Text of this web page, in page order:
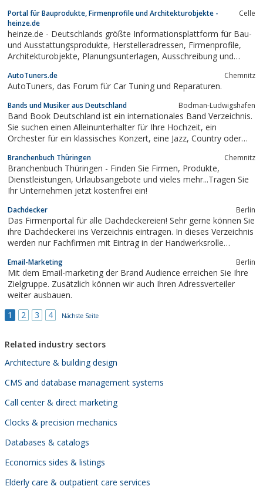
Portal für Bauprodukte, Firmenprofile und Architekturobjekte -
heinze.de
Celle
heinze.de - Deutschlands größte Informationsplattform für Bau-
und Ausstattungsprodukte, Herstelleradressen, Firmenprofile,
Architekturobjekte, Planungsunterlagen, Ausschreibung und
AutoTuners.de Chemnitz
AutoTuners, das Forum für Car Tuning und Reparaturen.
Bands und Musiker aus Deutschland Bodman-Ludwigshafen
Band Book Deutschland ist ein internationales Band Verzeichnis.
Sie suchen einen Alleinunterhalter für Ihre Hochzeit, ein
Orchester für ein klassisches Konzert, eine Jazz, Country oder
Branchenbuch Thüringen Chemnitz
Branchenbuch Thüringen - Finden Sie Firmen, Produkte,
Dienstleistungen, Urlaubsangebote und vieles mehr...Tragen Sie
Ihr Unternehmen jetzt kostenfrei ein!
Dachdecker Berlin
Das Firmenportal für alle Dachdeckereien! Sehr gerne können Sie
ihre Dachdeckerei ins Verzeichnis eintragen. In dieses Verzeichnis
werden nur Fachfirmen mit Eintrag in der Handwerksrolle
Dachdeckerlehrlinge.
Email-Marketing Berlin
Mit dem Email-marketing der Brand Audience erreichen Sie Ihre
Zielgruppe. Zusätzlich können wir auch Ihren Adressverteiler
weiter ausbauen.
1
2 3 4 Nächste Seite
Related industry sectors
Architecture & building design
CMS and database management systems
Call center & direct marketing
Clocks & precision mechanics
Databases & catalogs
Economics sides & listings
Elderly care & outpatient care services